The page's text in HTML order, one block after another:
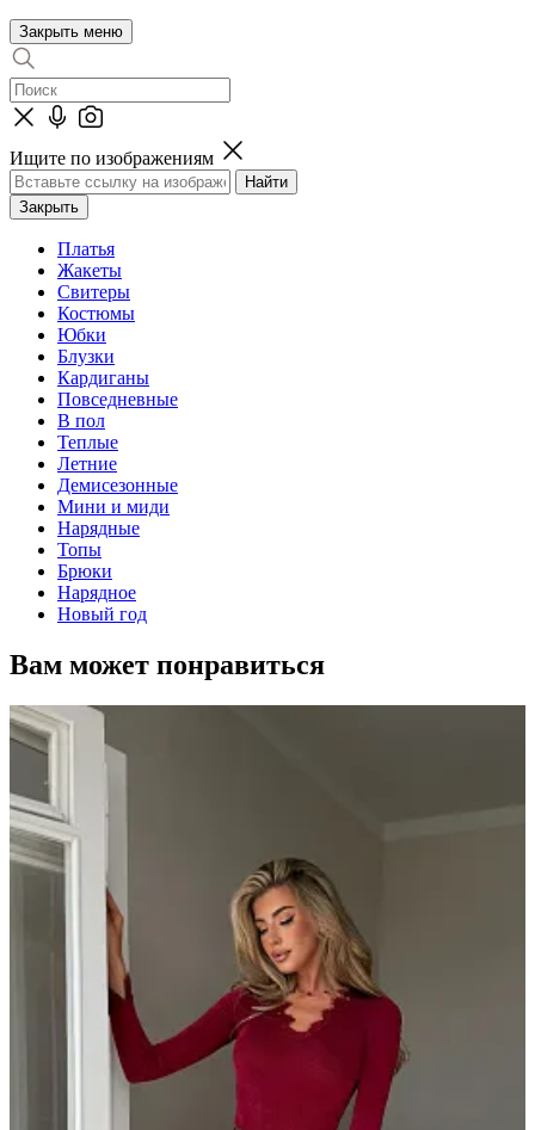
Закрыть меню
Ищите по изображениям
Закрыть
Платья
Жакеты
Свитеры
Костюмы
Юбки
Блузки
Кардиганы
Повседневные
В пол
Теплые
Летние
Демисезонные
Мини и миди
Нарядные
Топы
Брюки
Нарядное
Новый год
Вам может понравиться